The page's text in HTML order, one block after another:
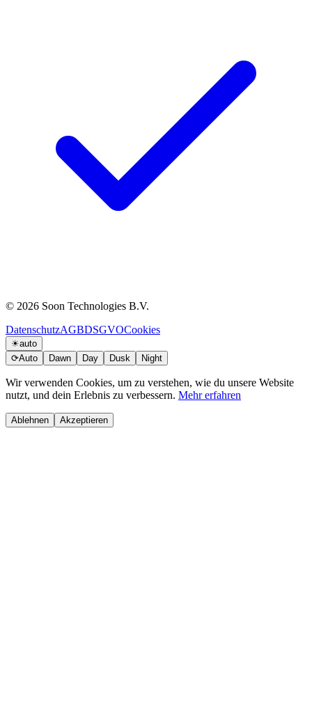
© 2026 Soon Technologies B.V.
DatenschutzAGBDSGVOCookies
☀auto
⟳Auto Dawn Day Dusk Night
Wir verwenden Cookies, um zu verstehen, wie du unsere Website
nutzt, und dein Erlebnis zu verbessern. Mehr erfahren
Ablehnen Akzeptieren